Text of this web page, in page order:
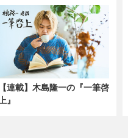
【連載】木島隆一の『一筆啓
上』